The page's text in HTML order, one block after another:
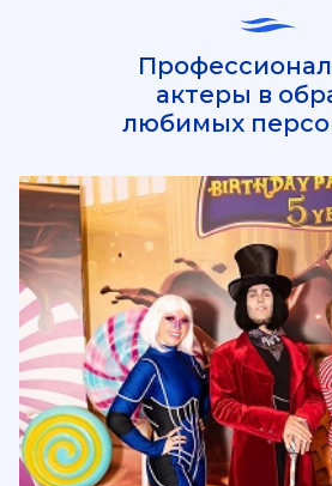
актеры в
любимых